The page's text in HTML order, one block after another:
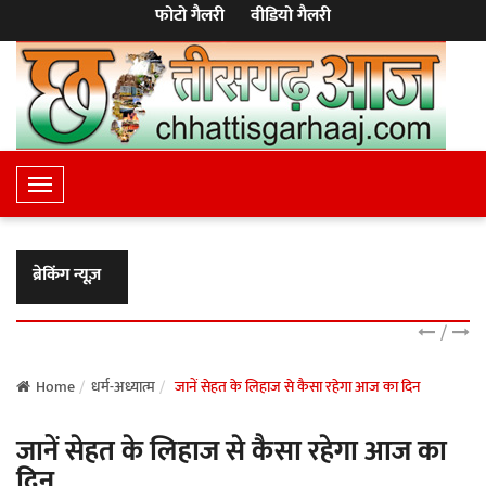
फोटो गैलरी वीडियो गैलरी
T
o
g
g
l
e
a
i
g
ब्रेकिंग न्यूज़
/
Home धर्म-अध्यात्म जानें सेहत के लिहाज से कैसा रहेगा आज का दिन
जानें सेहत के लिहाज से कैसा रहेगा आज का